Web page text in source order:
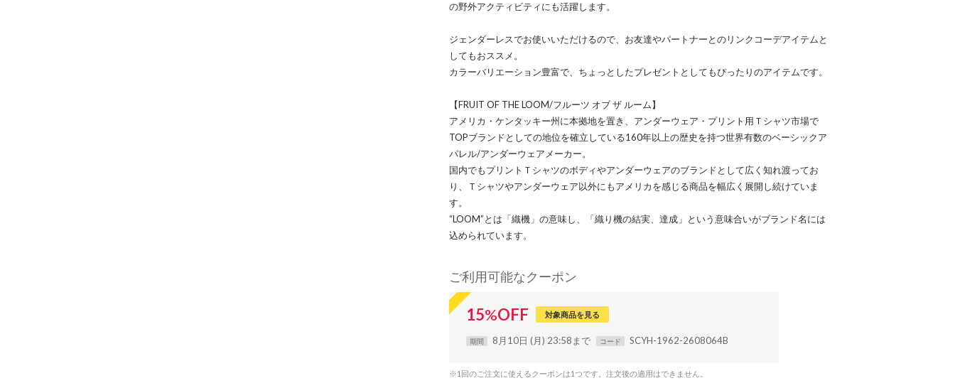
の野外アクティビティにも活躍します。
ジェンダーレスでお使いいただけるので、お友達やパートナーとのリンクコーデアイテムと
してもおススメ。
カラーバリエーション豊富で、ちょっとしたプレゼントとしてもぴったりのアイテムです。
【FRUIT OF THE LOOM/フルーツ オブ ザ ルーム】
アメリカ・ケンタッキー州に本拠地を置き、アンダーウェア・プリント用Ｔシャツ市場で
TOPブランドとしての地位を確立している160年以上の歴史を持つ世界有数のベーシックア
パレル/アンダーウェアメーカー。
国内でもプリントＴシャツのボディやアンダーウェアのブランドとして広く知れ渡ってお
り、Ｔシャツやアンダーウェア以外にもアメリカを感じる商品を幅広く展開し続けていま
す。
“LOOM”とは「織機」の意味し、「織り機の結実、達成」という意味合いがブランド名には
込められています。
ご利用可能なクーポン
15%OFF 対象商品を見る
期間 8月10日 (月) 23:58まで コード SCYH-1962-2608064B
※1回のご注文に使えるクーポンは1つです。注文後の適用はできません。